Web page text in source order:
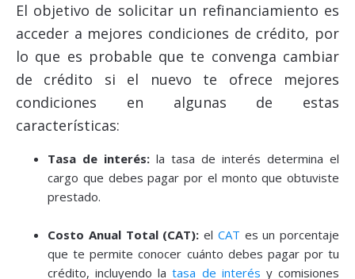
El objetivo de solicitar un refinanciamiento es
acceder a mejores condiciones de crédito, por
lo que es probable que te convenga cambiar
de crédito si el nuevo te ofrece mejores
condiciones en algunas de estas
características:
Tasa de interés: la tasa de interés determina el
cargo que debes pagar por el monto que obtuviste
prestado.
Costo Anual Total (CAT): el CAT es un porcentaje
que te permite conocer cuánto debes pagar por tu
crédito, incluyendo la tasa de interés y comisiones